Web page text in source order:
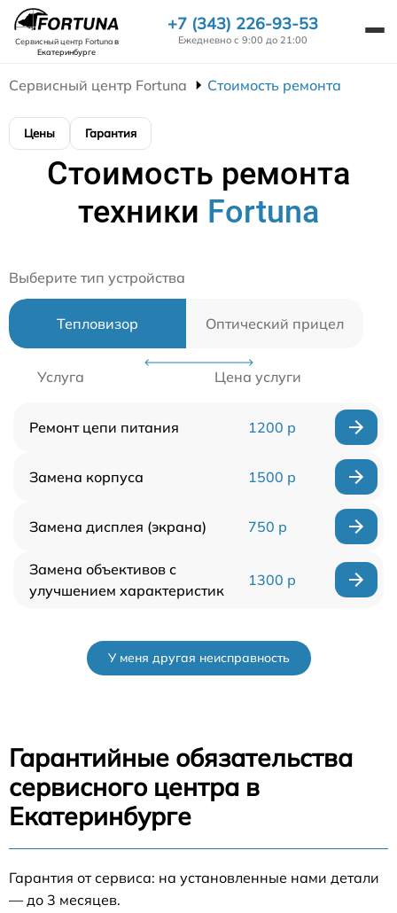
Сервисный центр Fortunaв
Екатеринбурге
+7 (343) 226-93-53
Ежедневно с 9:00 до 21:00
Сервисный центр Fortuna Стоимость ремонта
Цены Гарантия
Стоимость ремонта
техники Fortuna
Выберите тип устройства
Тепловизор Оптический прицел
Услуга Цена услуги
Ремонт цепи питания 1200 р
Замена корпуса 1500 р
Замена дисплея (экрана) 750 р
Замена объективов с
улучшением характеристик
1300 р
У меня другая неисправность
Гарантийные обязательства
сервисного центра в
Екатеринбурге
Гарантия от сервиса: на установленные нами детали
— до 3 месяцев.